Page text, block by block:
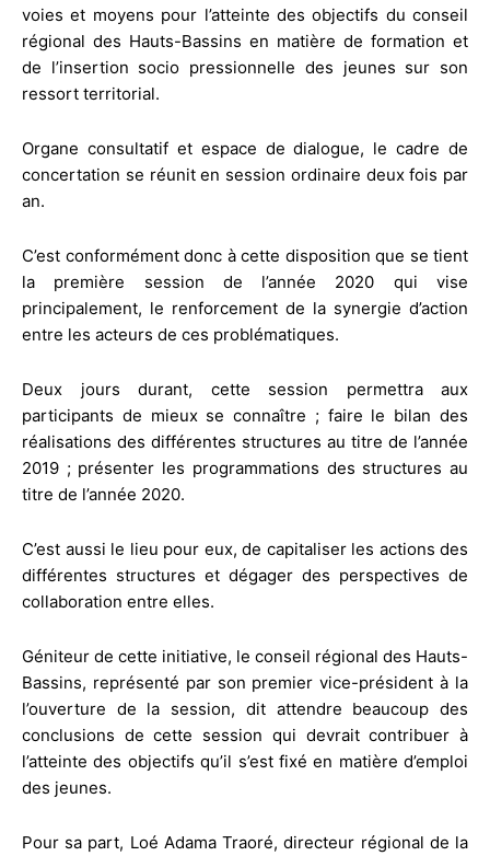
voies et moyens pour l’atteinte des objectifs du conseil
régional des Hauts-Bassins en matière de formation et
de l’insertion socio pressionnelle des jeunes sur son
ressort territorial.
Organe consultatif et espace de dialogue, le cadre de
concertation se réunit en session ordinaire deux fois par
an.
C’est conformément donc à cette disposition que se tient
la première session de l’année 2020 qui vise
principalement, le renforcement de la synergie d’action
entre les acteurs de ces problématiques.
Deux jours durant, cette session permettra aux
participants de mieux se connaître ; faire le bilan des
réalisations des différentes structures au titre de l’année
2019 ; présenter les programmations des structures au
titre de l’année 2020.
C’est aussi le lieu pour eux, de capitaliser les actions des
différentes structures et dégager des perspectives de
collaboration entre elles.
Géniteur de cette initiative, le conseil régional des Hauts-
Bassins, représenté par son premier vice-président à la
l’ouverture de la session, dit attendre beaucoup des
conclusions de cette session qui devrait contribuer à
l’atteinte des objectifs qu’il s’est fixé en matière d’emploi
des jeunes.
Pour sa part, Loé Adama Traoré, directeur régional de la